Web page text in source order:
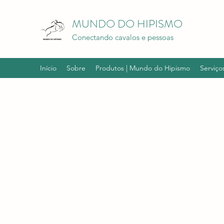
MUNDO DO HIPISMO
Conectando cavalos e pessoas
Início Sobre Produtos | Mundo do Hipismo